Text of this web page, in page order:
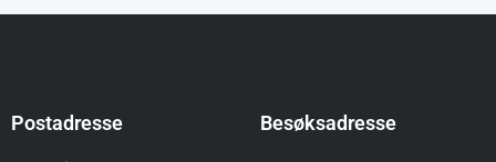
Postadresse Besøksadresse